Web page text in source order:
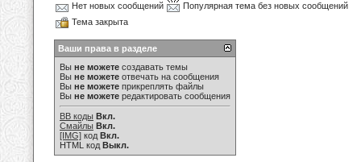
Нет новых сообщений
Популярная тема без новых сообщений
Тема закрыта
Ваши права в разделе
Вы не можете создавать темы
Вы не можете отвечать на сообщения
Вы не можете прикреплять файлы
Вы не можете редактировать сообщения
BB коды Вкл.
Смайлы Вкл.
[IMG] код Вкл.
HTML код Выкл.